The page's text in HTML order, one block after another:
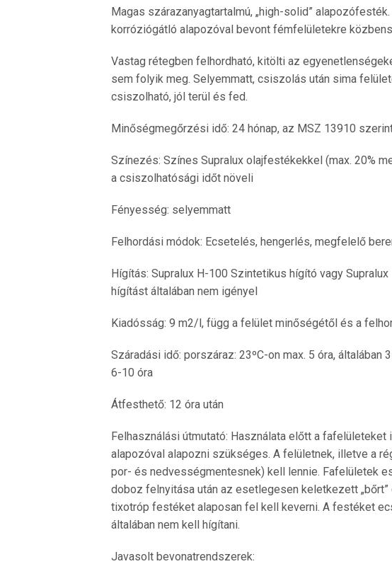
Magas szárazanyagtartalmú, „high-solid”
korróziógátló alapozóval bevont fémfelületekre
Vastag rétegben felhordható, kitölti az
sem folyik meg. Selyemmatt, csiszolás után sima
csiszolható, jól terül és fed.
Minőségmegőrzési idő: 24 hónap, az MSZ 13910
Színezés: Színes Supralux olajfestékekkel (max. 20%
a csiszolhatósági időt növeli
Fényesség: selyemmatt
Felhordási módok: Ecsetelés, hengerlés, megfelelő
Hígítás: Supralux H-100 Szintetikus hígító vagy
hígítást általában nem igényel
Kiadósság: 9 m2/l, függ a felület minőségétől és a
Száradási idő: porszáraz: 23ºC-on max. 5 óra, általában
6-10 óra
Átfesthető: 12 óra után
Felhasználási útmutató: Használata előtt a
alapozóval alapozni szükséges. A felületnek, illetve a
por- és nedvességmentesnek) kell lennie. Fafelületek
doboz felnyitása után az esetlegesen keletkezett
tixotróp festéket alaposan fel kell keverni. A festéket
általában nem kell hígítani.
Javasolt bevonatrendszerek: